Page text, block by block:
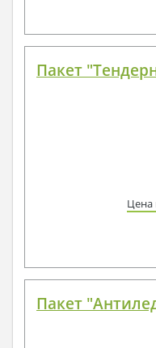
Пакет
Цена
Пакет